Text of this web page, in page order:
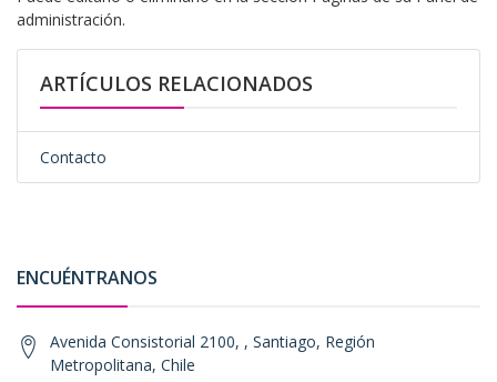
administración.
ARTÍCULOS RELACIONADOS
Contacto
ENCUÉNTRANOS
Avenida Consistorial 2100, , Santiago, Región
Metropolitana, Chile